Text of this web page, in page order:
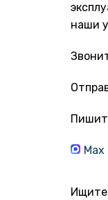
наши
Max
Ищите